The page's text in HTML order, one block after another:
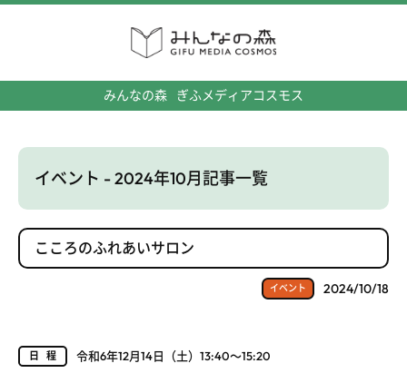
みんなの森 ぎふメディアコスモス
イベント - 2024年10月記事一覧
こころのふれあいサロン
イベント 2024/10/18
日程 令和6年12月14日（土）13:40～15:20